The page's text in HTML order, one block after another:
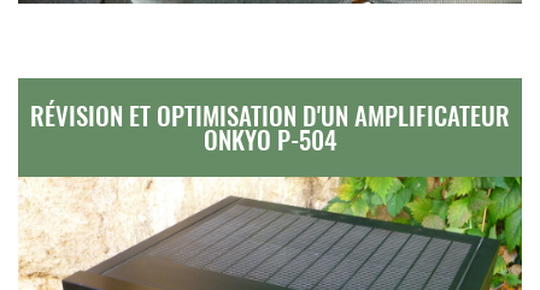
RÉVISION ET OPTIMISATION D'UN AMPLIFICATEUR
ONKYO P-504